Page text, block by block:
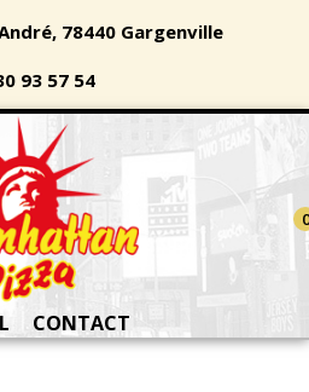
78440 Gargenville
93 57 54
0
CONTACT